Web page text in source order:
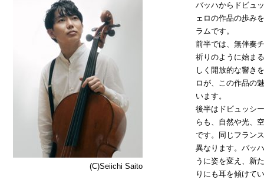
(C)Seiichi Saito
バッハからドビュ
ェロの作品の歩み
ラムです。
前半では、無伴奏
祈りのように始ま
しく開放的な響き
ロが、この作品の
います。
後半はドビュッシ
らも、自然や光、
です。同じフラン
異なります。バッ
うに姿を変え、新
りにも耳を傾けて